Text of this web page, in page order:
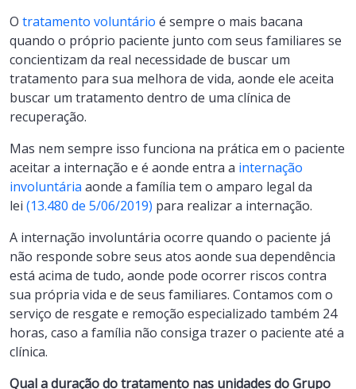
O tratamento voluntário é sempre o mais bacana
quando o próprio paciente junto com seus familiares se
concientizam da real necessidade de buscar um
tratamento para sua melhora de vida, aonde ele aceita
buscar um tratamento dentro de uma clínica de
recuperação.
Mas nem sempre isso funciona na prática em o paciente
aceitar a internação e é aonde entra a internação
involuntária aonde a família tem o amparo legal da
lei (13.480 de 5/06/2019) para realizar a internação.
A internação involuntária ocorre quando o paciente já
não responde sobre seus atos aonde sua dependência
está acima de tudo, aonde pode ocorrer riscos contra
sua própria vida e de seus familiares. Contamos com o
serviço de resgate e remoção especializado também 24
horas, caso a família não consiga trazer o paciente até a
clínica.
Qual a duração do tratamento nas unidades do Grupo